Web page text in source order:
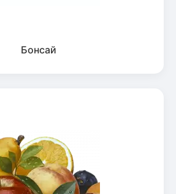
Бонсай